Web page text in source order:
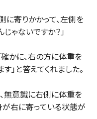
に寄りかかって、左側を
ゃないですか？」
確かに、右の方に体重を
」と答えてくれました。
無意識に右側に体重を
が右に寄っている状態が